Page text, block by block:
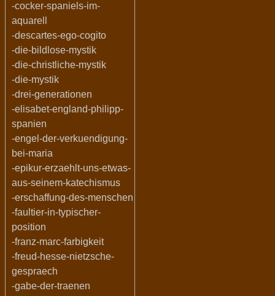
-cocker-spaniels-im-
aquarell
-descartes-ego-cogito
-die-bildlose-mystik
-die-christliche-mystik
-die-mystik
-drei-generationen
-elisabet-england-philipp-
spanien
-engel-der-verkuendigung-
bei-maria
-epikur-erzaehlt-uns-etwas-
aus-seinem-katechismus
-erschaffung-des-menschen
-faultier-in-typischer-
position
-franz-marc-farbigkeit
-freud-hesse-nietzsche-
gespraech
-gabe-der-traenen